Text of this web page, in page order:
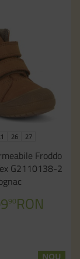
26 27
Froddo
G2110138-2
90RON
NOU